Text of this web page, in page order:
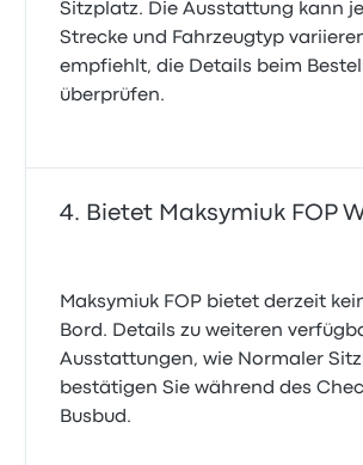
Sitzplatz. Die Ausstattung kann
Strecke und Fahrzeugtyp
empfiehlt, die Details beim
überprüfen.
Bietet Maksymiuk FOP
Maksymiuk FOP bietet derzeit
Bord. Details zu weiteren
Ausstattungen, wie Normaler
bestätigen Sie während des
Busbud.